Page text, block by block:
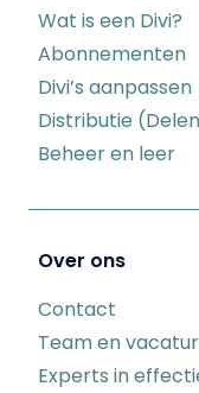
Wat is een Divi?
Abonnementen
Divi’s aanpassen
Distributie
Beheer en leer
Over ons
Contact
Team en
Experts in